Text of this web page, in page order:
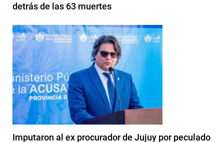
detrás de las 63 muertes
Imputaron al ex procurador de Jujuy por peculado